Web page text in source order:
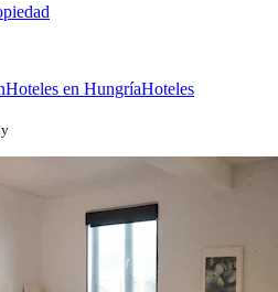
Hoteles en HungríaHoteles